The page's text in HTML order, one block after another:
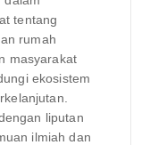
tentang
rumah
masyarakat
ekosistem
liputan
ilmiah dan